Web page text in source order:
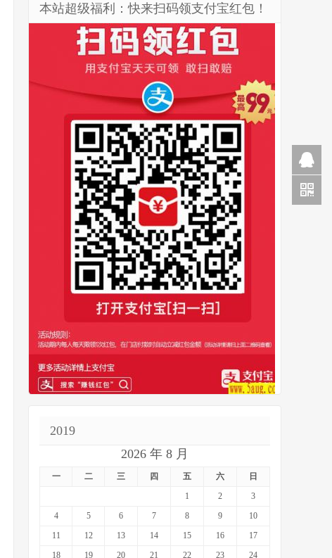
本站超级福利：快来扫码领支付宝红包！
2019
2026 年 8 月
一 二 三 四 五 六
日
1
2
3
4
5 6 7 8 9
10
11
12 13 14 15 16
17
18
19 20 21 22 23
24